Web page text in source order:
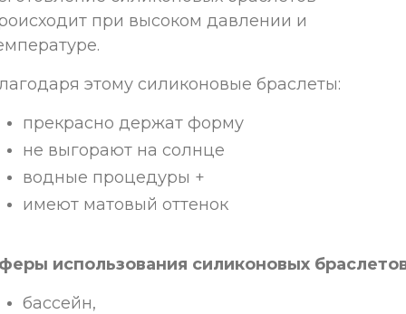
при высоком давлении и
этому силиконовые браслеты:
прекрасно держат форму
не выгорают на солнце
водные процедуры +
имеют матовый оттенок
использования силиконовых браслето
бассейн,